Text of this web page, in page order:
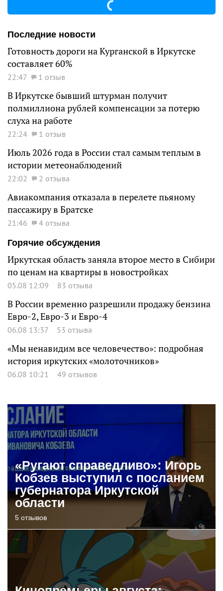
Последние новости
Готовность дороги на Курганской в Иркутске
составляет 60%
22:47 1 отзыв
В Иркутске бывший штурман получит
полмиллиона рублей компенсации за потерю
слуха на работе
22:24 1 отзыв
Июль 2026 года в России стал самым теплым в
истории метеонаблюдений
22:02 2 отзыва
Авиакомпания отказала в перелете пьяному
пассажиру в Братске
21:46
4 отзыва
Горячие обсуждения
Иркутская область заняла второе место в Сибири
по ценам на квартиры в новостройках
05.08 12:09 83 отзыва
В России временно разрешили продажу бензина
Евро-2, Евро-3 и Евро-4
06.08 13:37 53 отзыва
«Мы ненавидим все человечество»: подробная
история иркутских «молоточников»
06.08 10:21 49 отзывов
«Ругают справедливо»: Игорь
Кобзев выступил с посланием
губернатора Иркутской
области
5 отзывов